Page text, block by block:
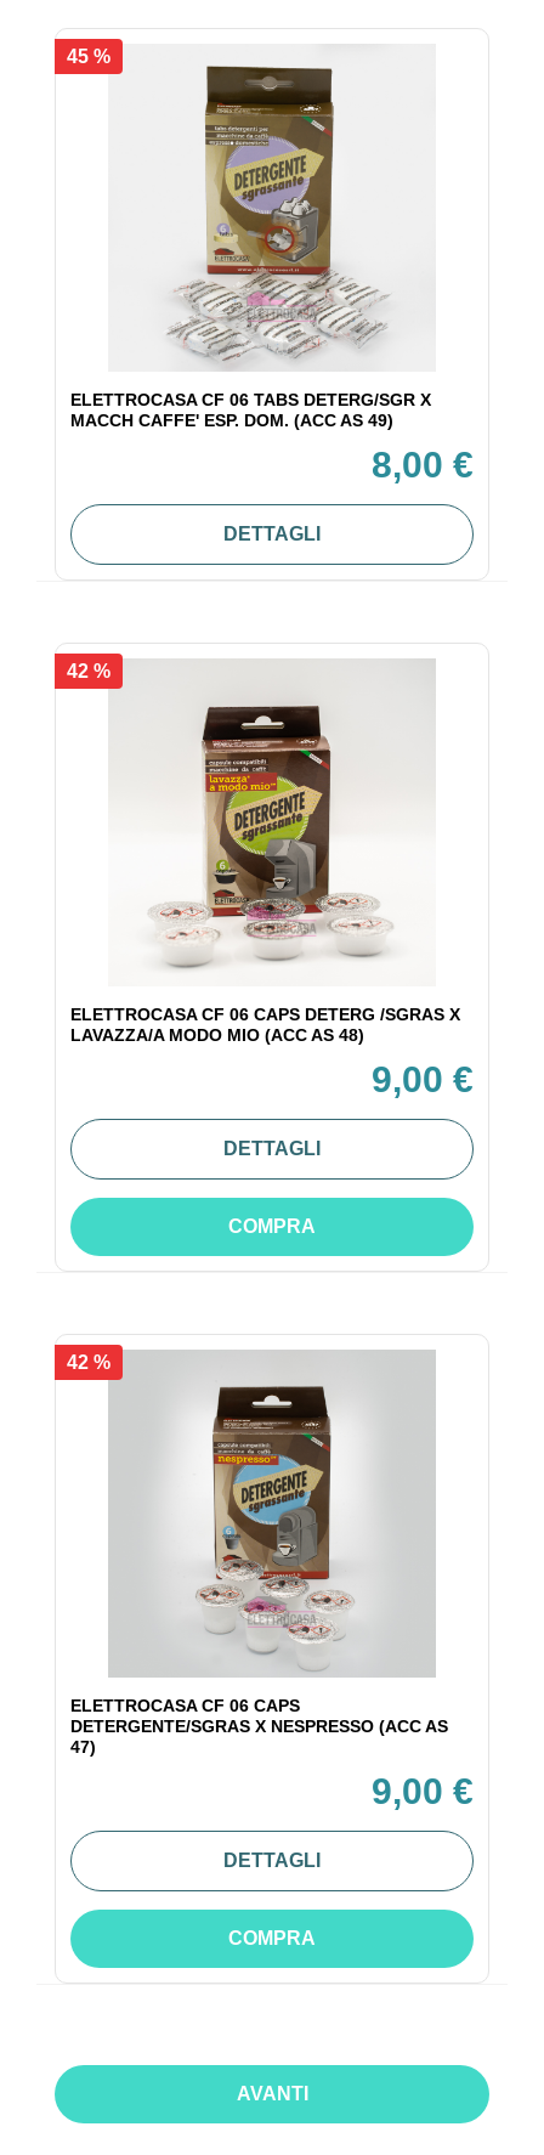
45 %
ELETTROCASA CF 06 TABS DETERG/SGR X
MACCH CAFFE' ESP. DOM. (ACC AS 49)
8,00 €
DETTAGLI
42 %
ELETTROCASA CF 06 CAPS DETERG /SGRAS X
LAVAZZA/A MODO MIO (ACC AS 48)
9,00 €
DETTAGLI
COMPRA
42 %
ELETTROCASA CF 06 CAPS
DETERGENTE/SGRAS X NESPRESSO (ACC AS
47)
9,00 €
DETTAGLI
COMPRA
AVANTI